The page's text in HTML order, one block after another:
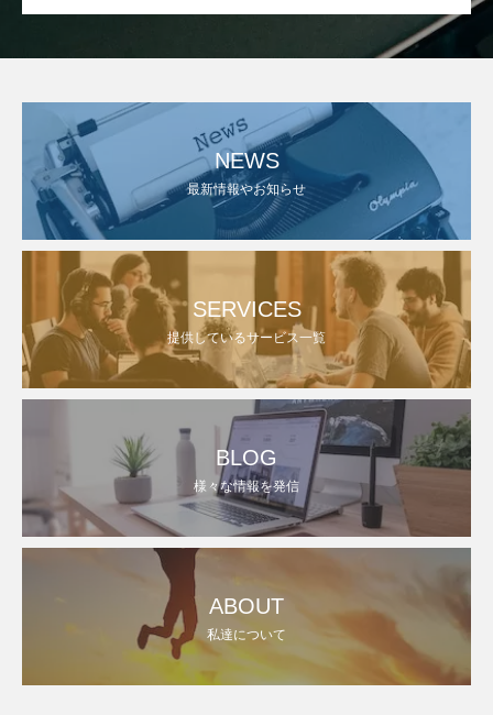
NEWS
最新情報やお知らせ
SERVICES
提供しているサービス一覧
BLOG
様々な情報を発信
ABOUT
私達について